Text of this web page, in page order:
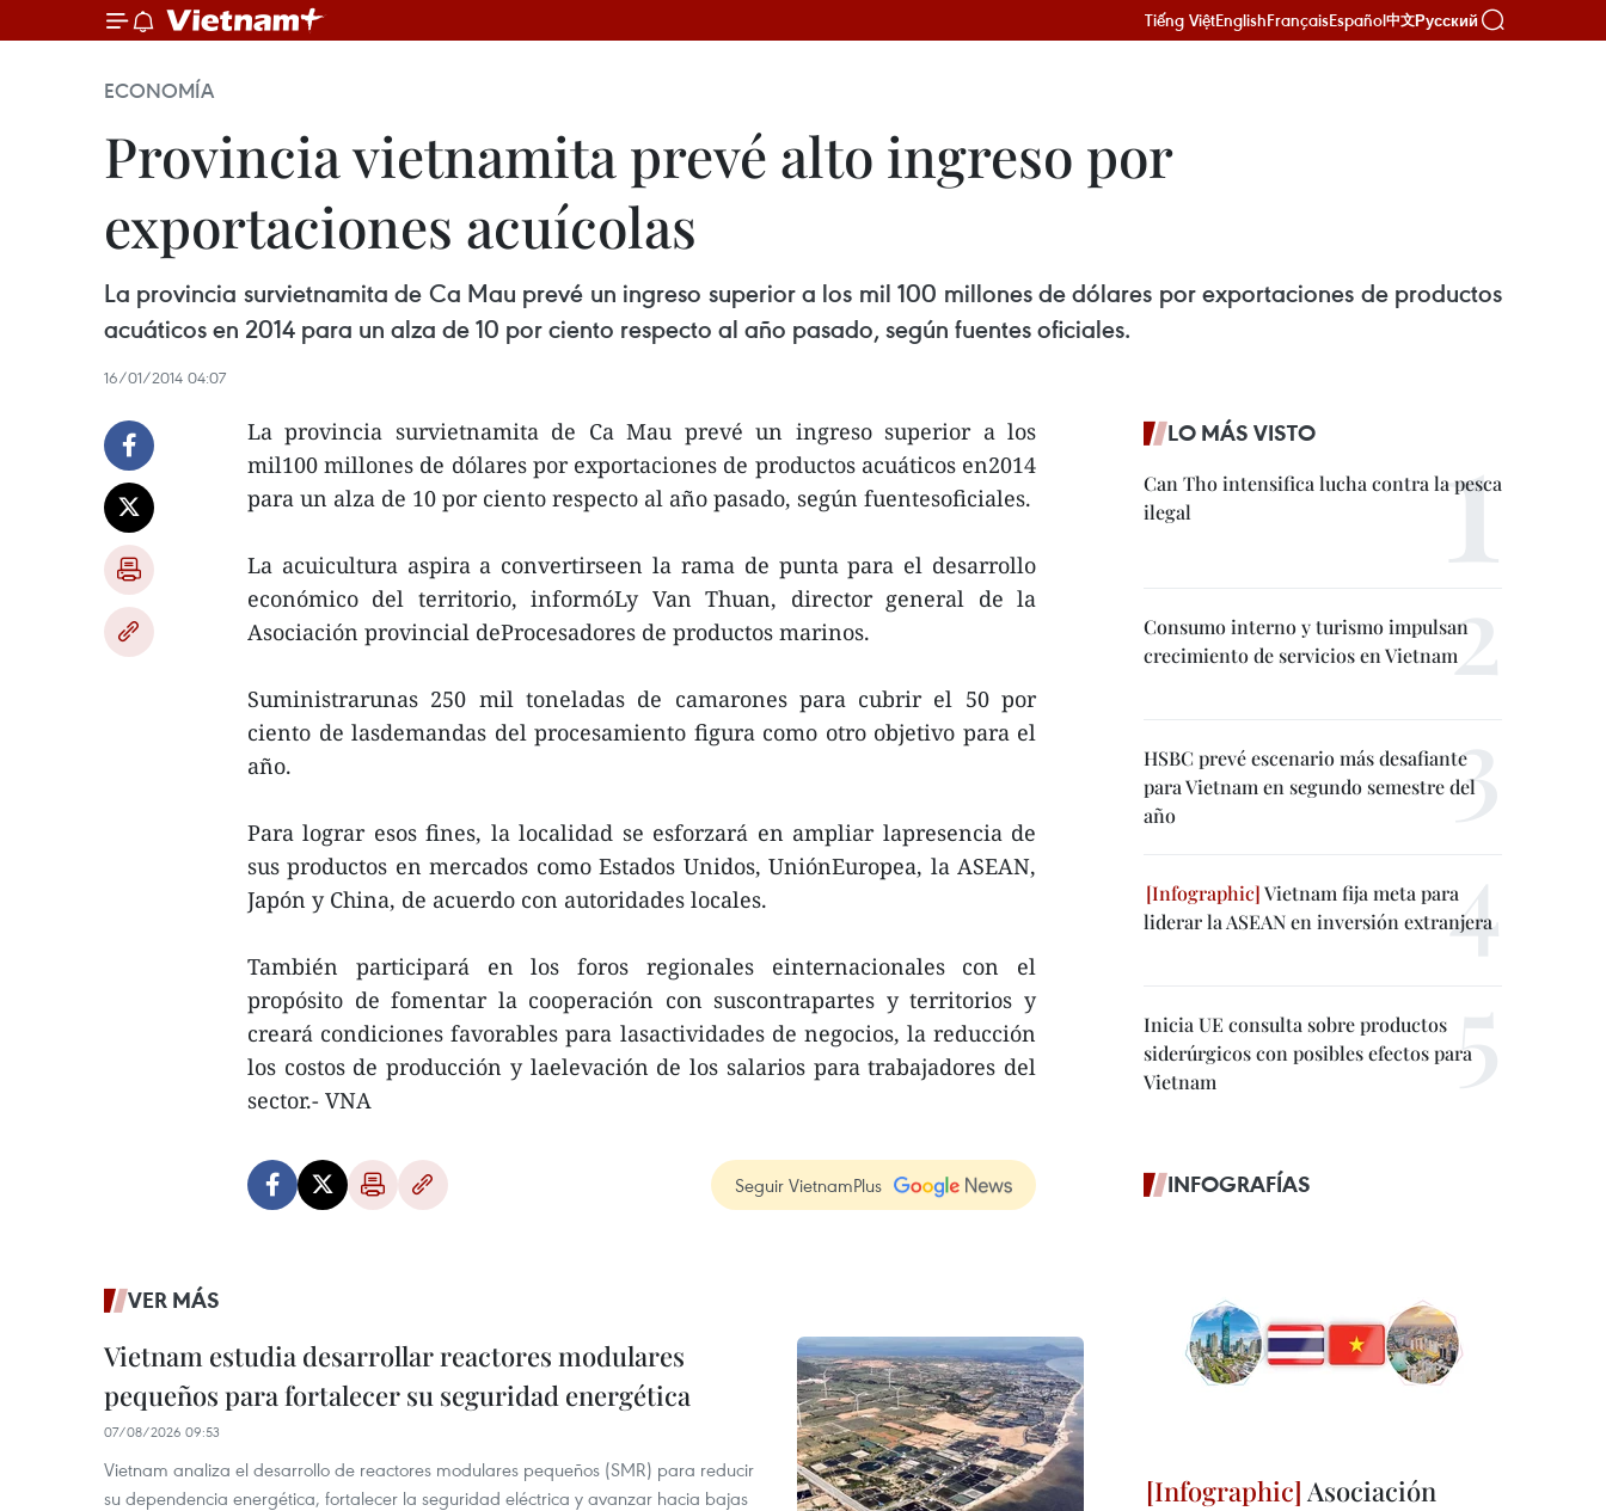
Tiếng ViệtEnglishFrançaisEspañol中文Русский
ECONOMÍA
Provincia vietnamita prevé alto ingreso por
exportaciones acuícolas
La provincia survietnamita de Ca Mau prevé un ingreso superior a los mil 100 millones de dólares por exportaciones de productos
acuáticos en 2014 para un alza de 10 por ciento respecto al año pasado, según fuentes oficiales.
16/01/2014 04:07
La provincia survietnamita de Ca Mau prevé un ingreso superior a los
mil100 millones de dólares por exportaciones de productos acuáticos en2014
para un alza de 10 por ciento respecto al año pasado, según fuentesoficiales.
La acuicultura aspira a convertirseen la rama de punta para el desarrollo
económico del territorio, informóLy Van Thuan, director general de la
Asociación provincial deProcesadores de productos marinos.
Suministrarunas 250 mil toneladas de camarones para cubrir el 50 por
ciento de lasdemandas del procesamiento figura como otro objetivo para el
año.
Para lograr esos fines, la localidad se esforzará en ampliar lapresencia de
sus productos en mercados como Estados Unidos, UniónEuropea, la ASEAN,
Japón y China, de acuerdo con autoridades locales.
También participará en los foros regionales einternacionales con el
propósito de fomentar la cooperación con suscontrapartes y territorios y
creará condiciones favorables para lasactividades de negocios, la reducción
los costos de producción y laelevación de los salarios para trabajadores del
sector.- VNA
Seguir VietnamPlus
VER MÁS
Vietnam estudia desarrollar reactores modulares
pequeños para fortalecer su seguridad energética
07/08/2026 09:53
Vietnam analiza el desarrollo de reactores modulares pequeños (SMR) para reducir
su dependencia energética, fortalecer la seguridad eléctrica y avanzar hacia bajas
LO MÁS VISTO
Can Tho intensifica lucha contra la pesca
ilegal
Consumo interno y turismo impulsan
crecimiento de servicios en Vietnam
HSBC prevé escenario más desafiante
para Vietnam en segundo semestre del
año
Vietnam fija meta para
liderar la ASEAN en inversión extranjera
Inicia UE consulta sobre productos
siderúrgicos con posibles efectos para
Vietnam
INFOGRAFÍAS
Asociación